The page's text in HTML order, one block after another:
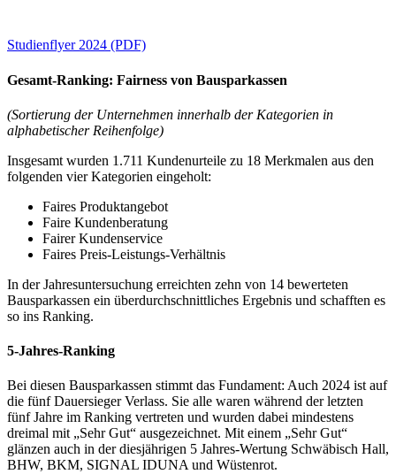
Studienflyer 2024 (PDF)
Gesamt-Ranking: Fairness von Bausparkassen
(Sortierung der Unternehmen innerhalb der Kategorien in
alphabetischer Reihenfolge)
Insgesamt wurden 1.711 Kundenurteile zu 18 Merkmalen aus den
folgenden vier Kategorien eingeholt:
Faires Produktangebot
Faire Kundenberatung
Fairer Kundenservice
Faires Preis-Leistungs-Verhältnis
In der Jahresuntersuchung erreichten zehn von 14 bewerteten
Bausparkassen ein überdurchschnittliches Ergebnis und schafften es
so ins Ranking.
5-Jahres-Ranking
Bei diesen Bausparkassen stimmt das Fundament: Auch 2024 ist auf
die fünf Dauersieger Verlass. Sie alle waren während der letzten
fünf Jahre im Ranking vertreten und wurden dabei mindestens
dreimal mit „Sehr Gut“ ausgezeichnet. Mit einem „Sehr Gut“
glänzen auch in der diesjährigen 5 Jahres-Wertung Schwäbisch Hall,
BHW, BKM, SIGNAL IDUNA und Wüstenrot.